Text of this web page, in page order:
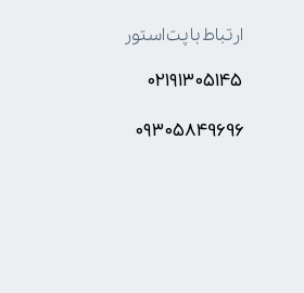
ارتباط با پت استور
۰۲۱۹۱۳۰۵۱۴۵
۰۹۳۰۵8۴9696